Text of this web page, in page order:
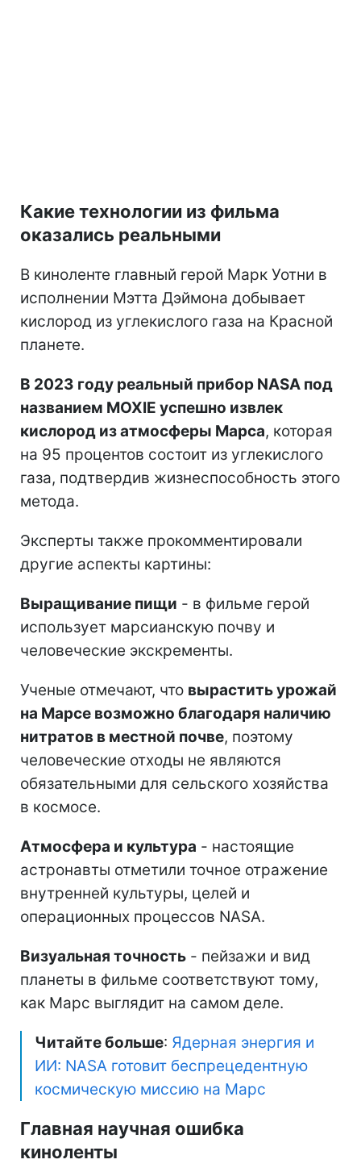
Какие технологии из фильма
оказались реальными
В киноленте главный герой Марк Уотни в
исполнении Мэтта Дэймона добывает
кислород из углекислого газа на Красной
планете.
В 2023 году реальный прибор NASA под
названием MOXIE успешно извлек
кислород из атмосферы Марса, которая
на 95 процентов состоит из углекислого
газа, подтвердив жизнеспособность этого
метода.
Эксперты также прокомментировали
другие аспекты картины:
Выращивание пищи - в фильме герой
использует марсианскую почву и
человеческие экскременты.
Ученые отмечают, что вырастить урожай
на Марсе возможно благодаря наличию
нитратов в местной почве, поэтому
человеческие отходы не являются
обязательными для сельского хозяйства
в космосе.
Атмосфера и культура - настоящие
астронавты отметили точное отражение
внутренней культуры, целей и
операционных процессов NASA.
Визуальная точность - пейзажи и вид
планеты в фильме соответствуют тому,
как Марс выглядит на самом деле.
Читайте больше: Ядерная энергия и
ИИ: NASA готовит беспрецедентную
космическую миссию на Марс
Главная научная ошибка
киноленты